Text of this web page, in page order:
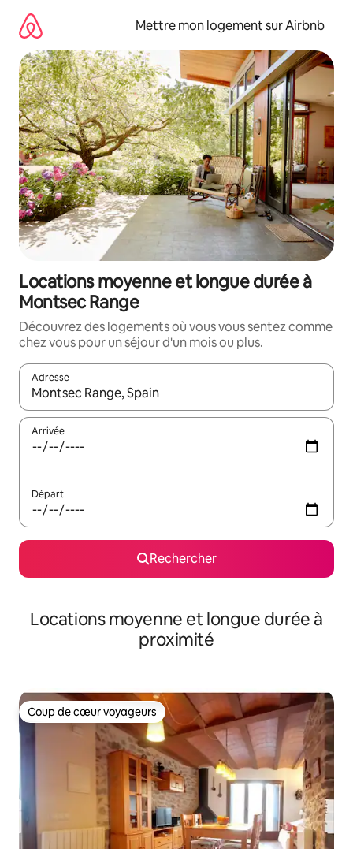
directement
contenu
Mettre mon logement sur Airbnb
Locations moyenne et longue durée à
Montsec Range
Découvrez des logements où vous vous sentez comme
chez vous pour un séjour d'un mois ou plus.
Adresse
Lorsque les résultats s'affichent, utilisez les flèches vers le
Arrivée
Départ
Rechercher
Locations moyenne et longue durée à
proximité
Coup de cœur voyageurs
Coup de cœur voyageurs